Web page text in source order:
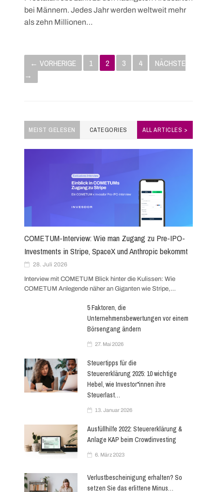
bei Männern. Jedes Jahr werden weltweit mehr
als zehn Millionen…
P
o
t
s
v
i
g
a
t
n
← VORHERIGE 1 2 3 4
NÄCHSTE
→
MEIST GELESEN CATEGORIES ALL ARTICLES >
COMETUM-Interview: Wie man Zugang zu Pre-IPO-
Investments in Stripe, SpaceX und Anthropic bekommt
28. Juli 2026
Interview mit COMETUM Blick hinter die Kulissen: Wie
COMETUM Anlegende näher an Giganten wie Stripe,…
5 Faktoren, die
Unternehmensbewertungen vor einem
Börsengang ändern
27. Mai 2026
Steuertipps für die
Steuererklärung 2025: 10 wichtige
Hebel, wie Investor*innen ihre
Steuerlast…
13. Januar 2026
Ausfüllhilfe 2022: Steuererklärung &
Anlage KAP beim Crowdinvesting
6. März 2023
Verlustbescheinigung erhalten? So
setzen Sie das erlittene Minus…